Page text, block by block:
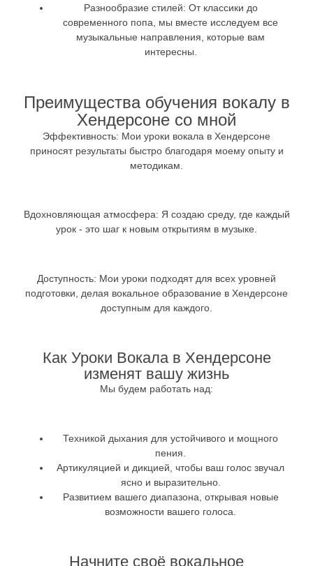
Разнообразие стилей: От классики до
современного попа, мы вместе исследуем все
музыкальные направления, которые вам
интересны.
Преимущества обучения вокалу в
Хендерсоне со мной
Эффективность: Мои уроки вокала в Хендерсоне
приносят результаты быстро благодаря моему опыту и
методикам.
Вдохновляющая атмосфера: Я создаю среду, где каждый
урок - это шаг к новым открытиям в музыке.
Доступность: Мои уроки подходят для всех уровней
подготовки, делая вокальное образование в Хендерсоне
доступным для каждого.
Как Уроки Вокала в Хендерсоне
изменят вашу жизнь
Мы будем работать над:
Техникой дыхания для устойчивого и мощного
пения.
Артикуляцией и дикцией, чтобы ваш голос звучал
ясно и выразительно.
Развитием вашего диапазона, открывая новые
возможности вашего голоса.
Начните своё вокальное